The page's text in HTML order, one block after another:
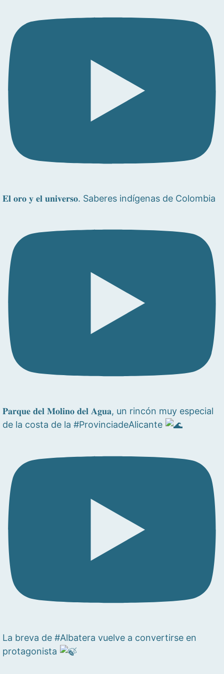
𝐄𝐥 𝐨𝐫𝐨 𝐲 𝐞𝐥 𝐮𝐧𝐢𝐯𝐞𝐫𝐬𝐨. Saberes indígenas de Colombia
𝐏𝐚𝐫𝐪𝐮𝐞 𝐝𝐞𝐥 𝐌𝐨𝐥𝐢𝐧𝐨 𝐝𝐞𝐥 𝐀𝐠𝐮𝐚, un rincón muy especial
de la costa de la #ProvinciadeAlicante
La breva de #Albatera vuelve a convertirse en
protagonista